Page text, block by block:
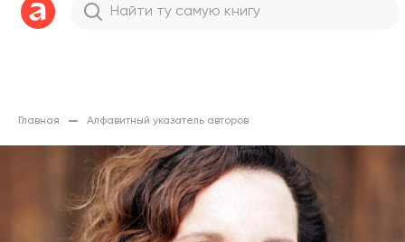
Главная Алфавитный указатель авторов